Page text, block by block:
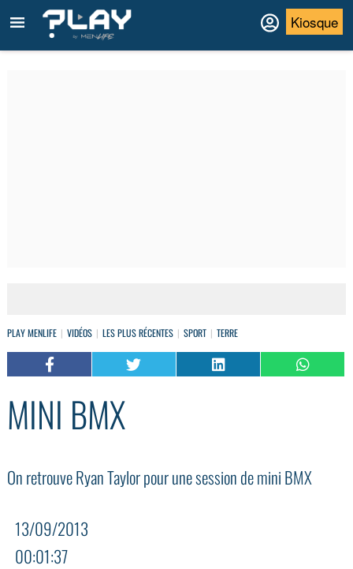
Kiosque
PLAY MENLIFE VIDÉOS LES PLUS RÉCENTES SPORT TERRE
MINI BMX
On retrouve Ryan Taylor pour une session de mini BMX
13/09/2013
00:01:37